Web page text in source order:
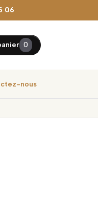
06
0
nous